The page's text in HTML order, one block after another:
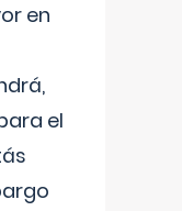
en
el